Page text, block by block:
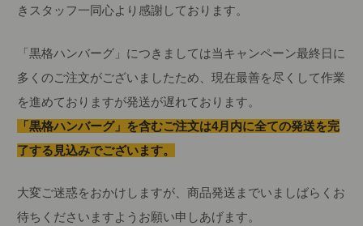
きスタッフ一同心より感謝しております。
「黒格ハンバーグ」につきましては当キャンペーン最終日に
多くのご注文がございましたため、現在最善を尽くして作業
を進めておりますが発送が遅れております。
「黒格ハンバーグ」を含むご注文は4月内に全ての発送を完
了する見込みでございます。
大変ご迷惑をおかけしますが、商品発送までいましばらくお
待ちくださいますようお願い申しあげます。